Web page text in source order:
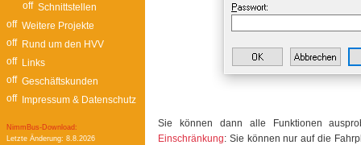
Schnittstellen
Weitere Projekte
Rund um den HVV
Links
Geschäftskunden
Impressum & Datenschutz
NimmBus-Download:
Letzte Änderung: 8.8.2026
Sie können dann alle Funktionen
Einschränkung: Sie können nur auf die